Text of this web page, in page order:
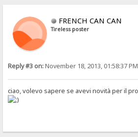
FRENCH CAN CAN
Tireless poster
Reply #3 on:November 18, 2013, 01:58:37 PM
ciao, volevo sapere se avevi novità per il